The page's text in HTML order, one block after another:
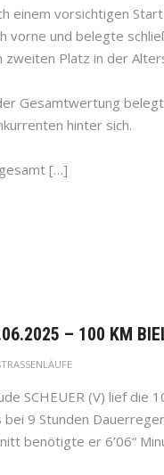
einem vorsichtigen
vorne und belegte
zweiten Platz in der
Gesamtwertung
hinter sich.
[…]
– 100 KM
SCHEUER (V) lief die
bei 9 Stunden
benötigte er 6’06“